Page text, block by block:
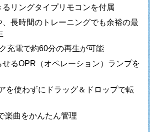
るリングタイプリモコンを付属
、長時間のトレーニングでも余裕の最
充電で約60分の再生が可能
せるOPR（オペレーション）ランプを
を使わずにドラッグ＆ドロップで転
楽曲をかんたん管理